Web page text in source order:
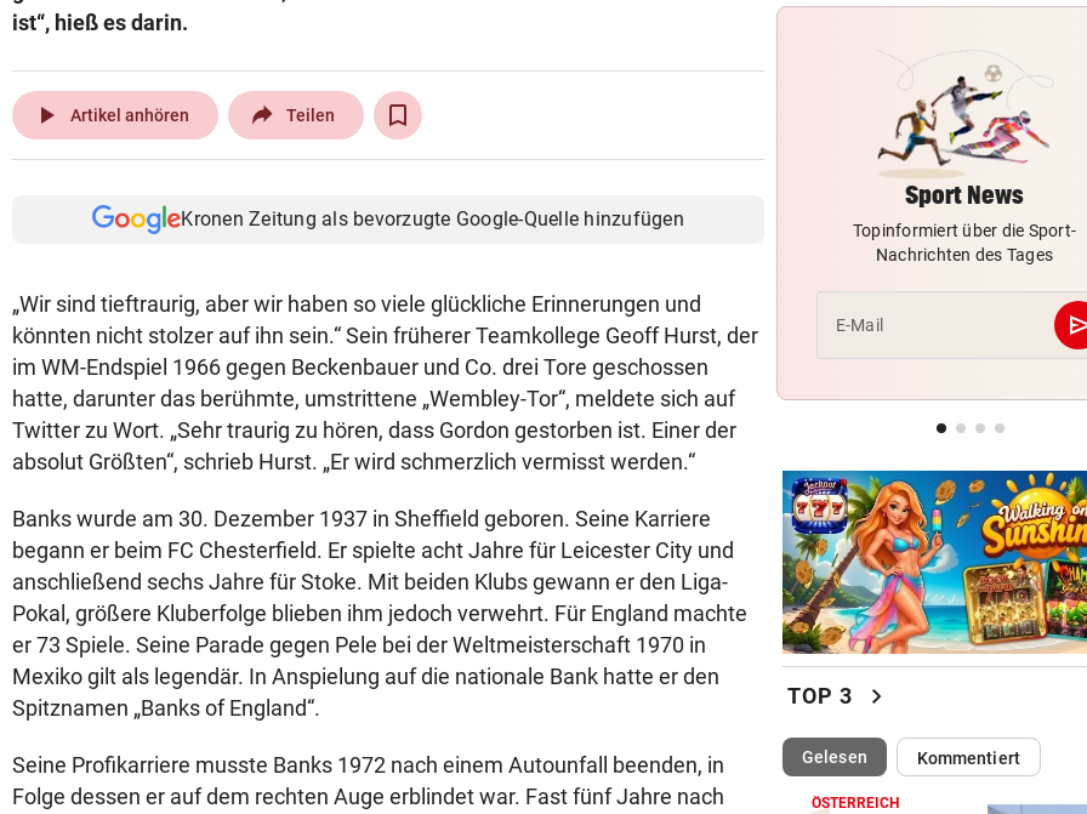
ist“, hieß es darin.
play_arrow Artikel anhören Teilen
Kronen Zeitung als bevorzugte Google-Quelle hinzufügen
„Wir sind tieftraurig, aber wir haben so viele glückliche Erinnerungen und
könnten nicht stolzer auf ihn sein.“ Sein früherer Teamkollege Geoff Hurst, der
im WM-Endspiel 1966 gegen Beckenbauer und Co. drei Tore geschossen
hatte, darunter das berühmte, umstrittene „Wembley-Tor“, meldete sich auf
Twitter zu Wort. „Sehr traurig zu hören, dass Gordon gestorben ist. Einer der
absolut Größten“, schrieb Hurst. „Er wird schmerzlich vermisst werden.“
Banks wurde am 30. Dezember 1937 in Sheffield geboren. Seine Karriere
begann er beim FC Chesterfield. Er spielte acht Jahre für Leicester City und
anschließend sechs Jahre für Stoke. Mit beiden Klubs gewann er den Liga-
Pokal, größere Kluberfolge blieben ihm jedoch verwehrt. Für England machte
er 73 Spiele. Seine Parade gegen Pele bei der Weltmeisterschaft 1970 in
Mexiko gilt als legendär. In Anspielung auf die nationale Bank hatte er den
Spitznamen „Banks of England“.
Seine Profikarriere musste Banks 1972 nach einem Autounfall beenden, in
Folge dessen er auf dem rechten Auge erblindet war. Fast fünf Jahre nach
EIN STÜRMER FEHLT
Rumänien erwartet
EIN KLUB MACHT ERNST
Sabitzer heiß begehrt – wird
zum Knackpunkt?
OSV-DUO IN PARIS
Knoll und Lotfi ziehen vom
ins EM-Finale ein
Leichtathletik-EM
Pioneers Vorarlberg kennen
neuen Headcoach
Sport News
Topinformiert über die Sport-
Nachrichten des Tages
E-Mail
TOP 3 chevron_right
Gelesen(ausgewählt)Kommentiert
ÖSTERREICH